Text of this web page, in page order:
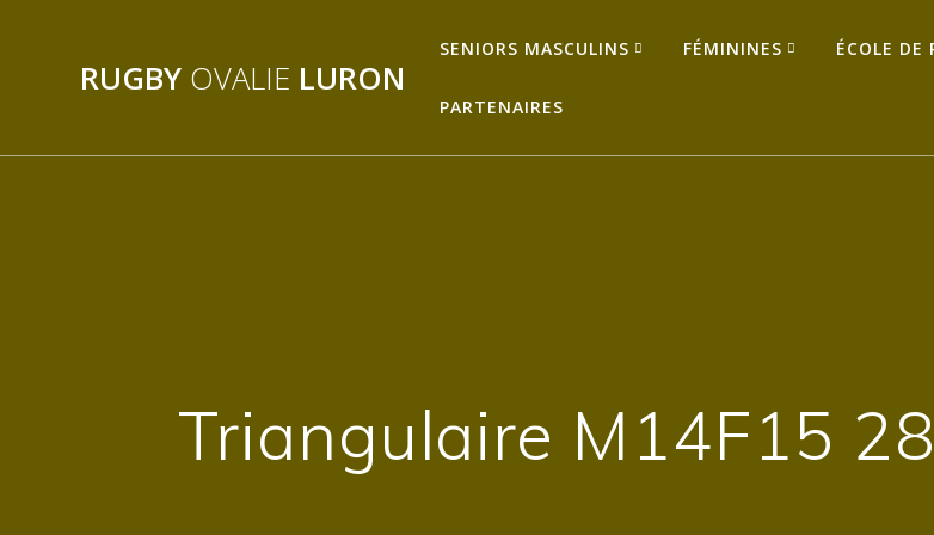
RUGBY OVALIE LURON
SENIORS MASCULINS FÉMININES ÉCOLE DE
PARTENAIRES
Triangulaire M14F15